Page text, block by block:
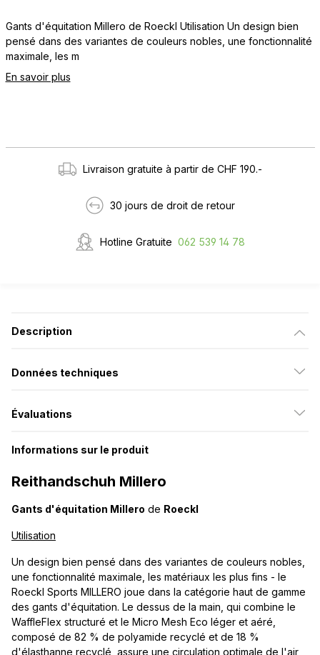
Gants d'équitation Millero de Roeckl Utilisation Un design bien
pensé dans des variantes de couleurs nobles, une fonctionnalité
maximale, les m
En savoir plus
Livraison gratuite à partir de CHF 190.-
30 jours de droit de retour
Hotline Gratuite 062 539 14 78
Description
Données techniques
Évaluations
Informations sur le produit
Reithandschuh Millero
Gants d'équitation Millero de Roeckl
Utilisation
Un design bien pensé dans des variantes de couleurs nobles,
une fonctionnalité maximale, les matériaux les plus fins - le
Roeckl Sports MILLERO joue dans la catégorie haut de gamme
des gants d'équitation. Le dessus de la main, qui combine le
WaffleFlex structuré et le Micro Mesh Eco léger et aéré,
composé de 82 % de polyamide recyclé et de 18 %
d'élasthanne recyclé, assure une circulation optimale de l'air